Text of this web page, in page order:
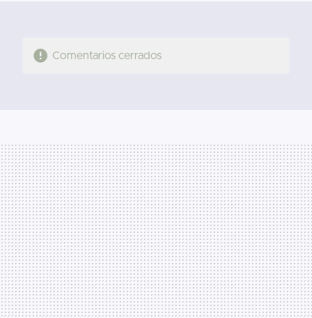
Comentarios cerrados